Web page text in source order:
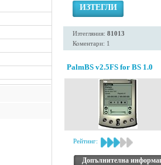
ИЗТЕГЛИ
Изтегляния: 81013
Коментари: 1
PalmBS v2.5FS for BS 1.0
Рейтинг:
Допълнителна